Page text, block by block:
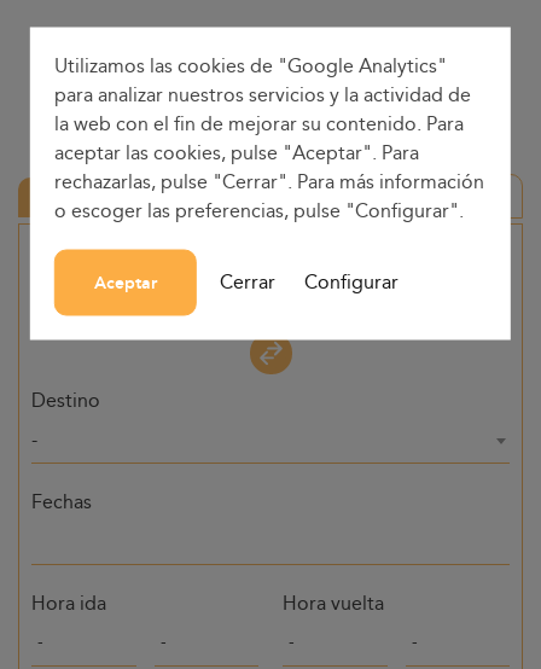
Ida y vuelta
Origen
Destino
-
Fechas
Hora ida Hora vuelta
Utilizamos las cookies de "Google Analytics"
para analizar nuestros servicios y la actividad de
la web con el fin de mejorar su contenido. Para
aceptar las cookies, pulse "Aceptar". Para
rechazarlas, pulse "Cerrar". Para más información
o escoger las preferencias, pulse "Configurar".
Aceptar Cerrar Configurar